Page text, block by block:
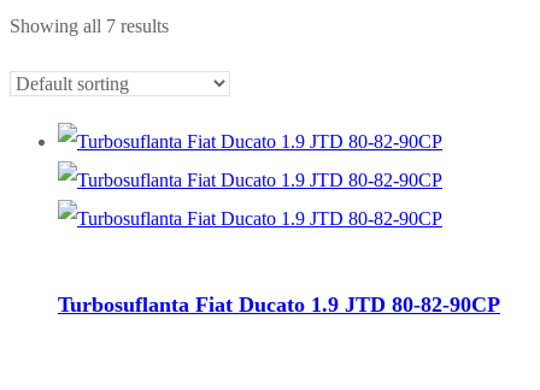
Showing all 7 results
Turbosuflanta Fiat Ducato 1.9 JTD 80-82-90CP